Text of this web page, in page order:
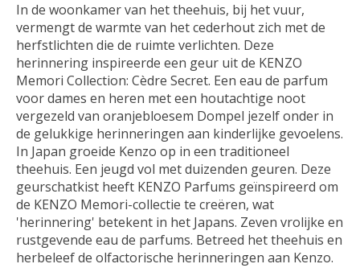
In de woonkamer van het theehuis, bij het vuur,
vermengt de warmte van het cederhout zich met de
herfstlichten die de ruimte verlichten. Deze
herinnering inspireerde een geur uit de KENZO
Memori Collection: Cèdre Secret. Een eau de parfum
voor dames en heren met een houtachtige noot
vergezeld van oranjebloesem Dompel jezelf onder in
de gelukkige herinneringen aan kinderlijke gevoelens.
In Japan groeide Kenzo op in een traditioneel
theehuis. Een jeugd vol met duizenden geuren. Deze
geurschatkist heeft KENZO Parfums geïnspireerd om
de KENZO Memori-collectie te creëren, wat
'herinnering' betekent in het Japans. Zeven vrolijke en
rustgevende eau de parfums. Betreed het theehuis en
herbeleef de olfactorische herinneringen aan Kenzo.